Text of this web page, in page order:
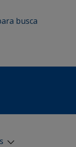
busca